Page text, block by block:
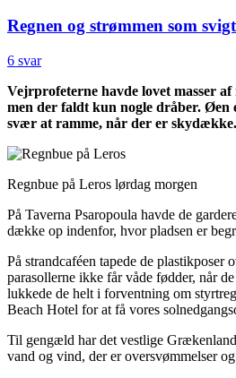
Regnen og strømmen som
6 svar
Vejrprofeterne havde lovet masser
men der faldt kun nogle dråber. Øen
svær at ramme, når der er skydække.
Regnbue på Leros lørdag morgen
På Taverna Psaropoula havde de
dække op indenfor, hvor pladsen er
På strandcaféen tapede de plastikposer
parasollerne ikke får våde fødder, når
lukkede de helt i forventning om
Beach Hotel for at få vores
Til gengæld har det vestlige
vand og vind, der er oversvømmelser